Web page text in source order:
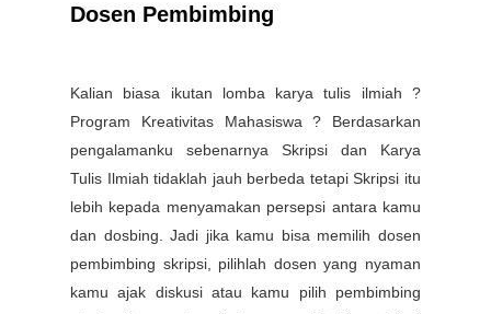
Dosen Pembimbing
Kalian biasa ikutan lomba karya tulis ilmiah ?
Program Kreativitas Mahasiswa ? Berdasarkan
pengalamanku sebenarnya Skripsi dan Karya
Tulis Ilmiah tidaklah jauh berbeda tetapi Skripsi itu
lebih kepada menyamakan persepsi antara kamu
dan dosbing. Jadi jika kamu bisa memilih dosen
pembimbing skripsi, pilihlah dosen yang nyaman
kamu ajak diskusi atau kamu pilih pembimbing